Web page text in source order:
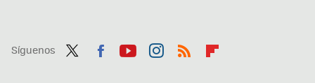
Síguenos